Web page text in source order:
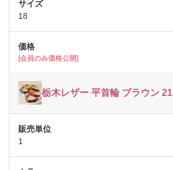
18
[会員のみ価格公開]
栃木レザー 平首輪 ブラウン 21
1